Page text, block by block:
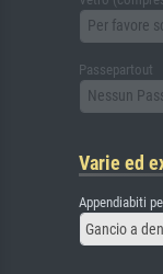
Per favore
Passepartout
Nessun
Varie ed
Appendiabiti
Gancio a